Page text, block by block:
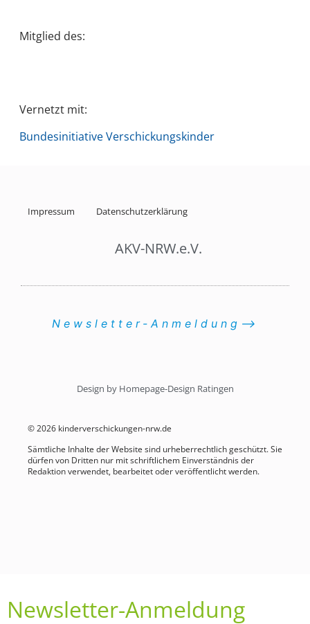
Mitglied des:
Vernetzt mit:
Bundesinitiative Verschickungskinder
Impressum Datenschutzerklärung
AKV-NRW.e.V.
Newsletter-Anmeldung⟶
Design by Homepage-Design Ratingen
© 2026 kinderverschickungen-nrw.de
Sämtliche Inhalte der Website sind urheberrechtlich geschützt. Sie
dürfen von Dritten nur mit schriftlichem Einverständnis der
Redaktion verwendet, bearbeitet oder veröffentlicht werden.
Newsletter-Anmeldung